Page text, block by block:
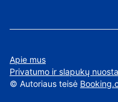
Apie mus
Privatumo ir slapukų
© Autoriaus teisė